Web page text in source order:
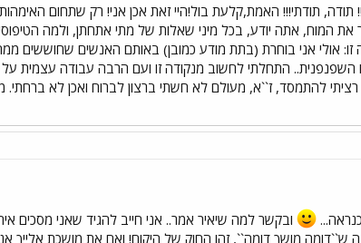
תודה, תודתי!!! האמת,קלעת בול!היי זאת אכן אני! רק שתחום
את המוח, אתה יודע, בכל מיני שאלות של מתי אתחתן, ולמה
זו: אולי אני בוחרת (בתת מודע כמובן) באותם האנשים שחוששים
השפנפנית.. התחלתי לחשוב מנקודה זו ועם הרבה עבודה עצמית
להתמסד, ז``א, מעולם לא חשתי ברצון לברוח ואכן לא
ובקשר למה שיאיר אמר.. אני חייב להגיד שאני מסכים
ש``דומה מושך דומה``, זהו החוק של היקום! ואם את מושכת אלייך